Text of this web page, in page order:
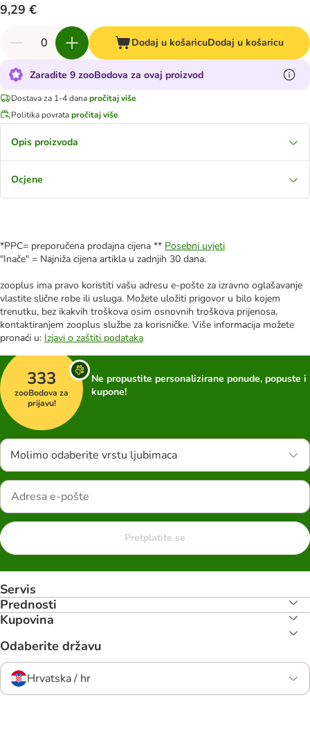
9,29 €
Dodaj u košaricuDodaj u košaricu
Zaradite 9 zooBodova za ovaj proizvod
Dostava za 1-4 danapročitaj više
Politika povratapročitaj više
Opis proizvoda
Ocjene
*PPC= preporučena prodajna cijena ** Posebni uvjeti
"Inače" = Najniža cijena artikla u zadnjih 30 dana.
zooplus ima pravo koristiti vašu adresu e-pošte za izravno oglašavanje
vlastite slične robe ili usluga. Možete uložiti prigovor u bilo kojem
trenutku, bez ikakvih troškova osim osnovnih troškova prijenosa,
kontaktiranjem zooplus službe za korisničke. Više informacija možete
pronaći u: Izjavi o zaštiti podataka
333
zooBodova za
prijavu!
Ne propustite personalizirane ponude, popuste i
kupone!
Molimo odaberite vrstu ljubimaca
Pretplatite se
Servis
Prednosti
Kupovina
Odaberite državu
Hrvatska / hr